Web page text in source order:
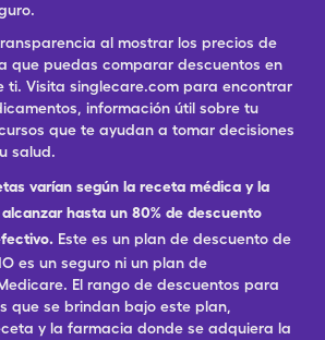
al mostrar los precios de
que puedas comparar descuentos en
ti. Visita singlecare.com para encontrar
información útil sobre tu
que te ayudan a tomar decisiones
salud.
varían según la receta médica y la
hasta un 80% de descuento
Este es un plan de descuento de
es un seguro ni un plan de
El rango de descuentos para
que se brindan bajo este plan,
y la farmacia donde se adquiera la